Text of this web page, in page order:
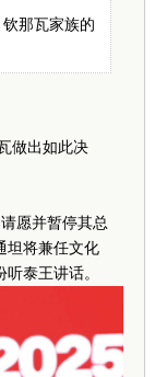
那瓦家族的
做出如此决
愿并暂停其总
坦将兼任文化
泰王讲话。